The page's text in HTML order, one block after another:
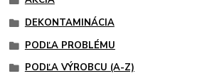
DEKONTAMINÁCIA
PODĽA PROBLÉMU
PODĽA VÝROBCU (A-Z)